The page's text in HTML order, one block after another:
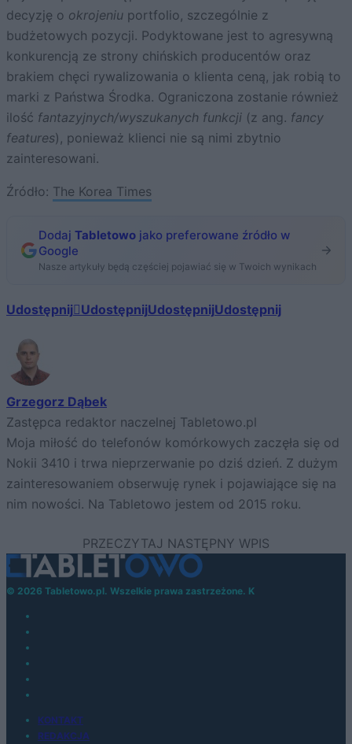
decyzję o okrojeniu portfolio, szczególnie z
budżetowych pozycji. Podyktowane jest to agresywną
konkurencją ze strony chińskich producentów oraz
brakiem chęci rywalizowania o klienta ceną, jak robią to
marki z Państwa Środka. Ograniczona zostanie również
ilość fantazyjnych/wyszukanych funkcji (z ang. fancy
features), ponieważ klienci nie są nimi zbytnio
zainteresowani.
Źródło: The Korea Times
Dodaj Tabletowo jako preferowane źródło w
Google
Nasze artykuły będą częściej pojawiać się w Twoich wynikach
Udostępnij UdostępnijUdostępnijUdostępnij
Grzegorz Dąbek
Zastępca redaktor naczelnej Tabletowo.pl
Moja miłość do telefonów komórkowych zaczęła się od
Nokii 3410 i trwa nieprzerwanie po dziś dzień. Z dużym
zainteresowaniem obserwuję rynek i pojawiające się na
nim nowości. Na Tabletowo jestem od 2015 roku.
© 2026 Tabletowo.pl. Wszelkie prawa zastrzeżone. K
KONTAKT
REDAKCJA